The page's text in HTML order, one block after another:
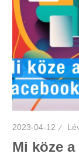
2023-04-12
Mi köze